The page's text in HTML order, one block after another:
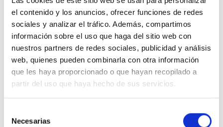
el contenido y los anuncios, ofrecer funciones de redes
sociales y analizar el tráfico. Además, compartimos
información sobre el uso que haga del sitio web con
nuestros partners de redes sociales, publicidad y análisis
web, quienes pueden combinarla con otra información
que les haya proporcionado o que hayan recopilado a
partir del uso que haya hecho de sus servicios.
Necesarias
100% Online Segunda mano